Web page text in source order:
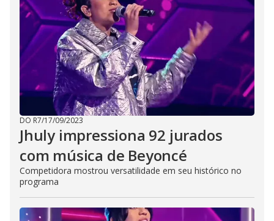
DO R7/17/09/2023
Jhuly impressiona 92 jurados
com música de Beyoncé
Competidora mostrou versatilidade em seu histórico no
programa